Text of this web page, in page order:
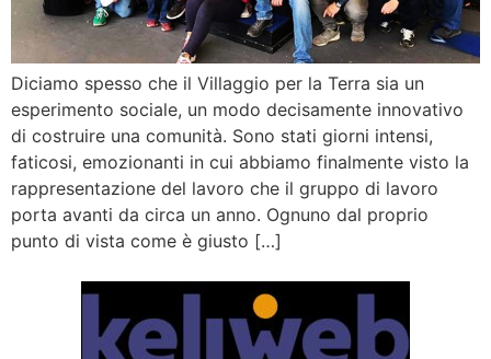
Diciamo spesso che il Villaggio per la Terra sia un
esperimento sociale, un modo decisamente innovativo
di costruire una comunità. Sono stati giorni intensi,
faticosi, emozionanti in cui abbiamo finalmente visto la
rappresentazione del lavoro che il gruppo di lavoro
porta avanti da circa un anno. Ognuno dal proprio
punto di vista come è giusto […]